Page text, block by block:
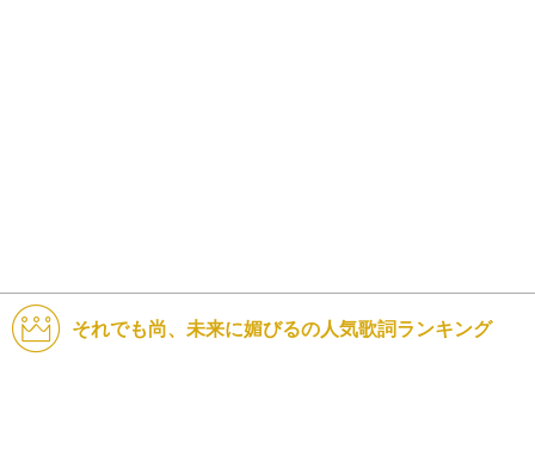
それでも尚、未来に媚びるの人気歌詞ランキング